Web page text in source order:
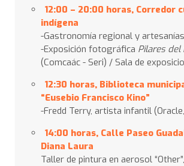
12:00 – 20:00 horas, Corredor
indígena
-Gastronomía regional y artesanías
-Exposición fotográfica Pilares
(Comcaác - Seri) / Sala de
12:30 horas, Biblioteca
“Eusebio Francisco Kino”
-Fredd Terry, artista infantil
14:00 horas, Calle Paseo
Diana Laura
Taller de pintura en aerosol